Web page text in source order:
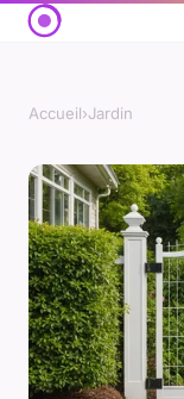
Accueil›Jardin